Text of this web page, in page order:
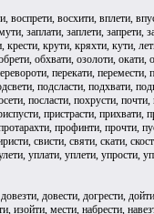
восхити, вплети,
заплати, заплети, запрети,
крести, крути, кряхти, кути,
обхвати, озолоти, окати,
перекати, перемести,
подсласти, подхвати,
посласти, похрусти,
пристрасти, прихвати,
профинти, прочти,
свисти, святи, скати,
уплати, уплети, упрости,
довести, догрести,
изойти, мести, набрести,